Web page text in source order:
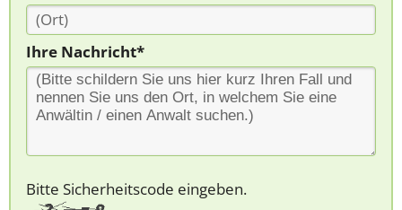
Ihre Nachricht*
Bitte Sicherheitscode eingeben.